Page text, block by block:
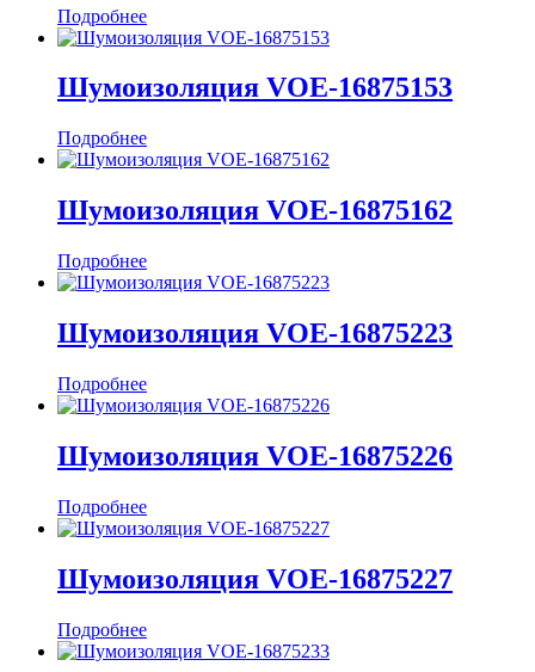
Подробнее
Шумоизоляция VOE-16875153
Подробнее
Шумоизоляция VOE-16875162
Подробнее
Шумоизоляция VOE-16875223
Подробнее
Шумоизоляция VOE-16875226
Подробнее
Шумоизоляция VOE-16875227
Подробнее